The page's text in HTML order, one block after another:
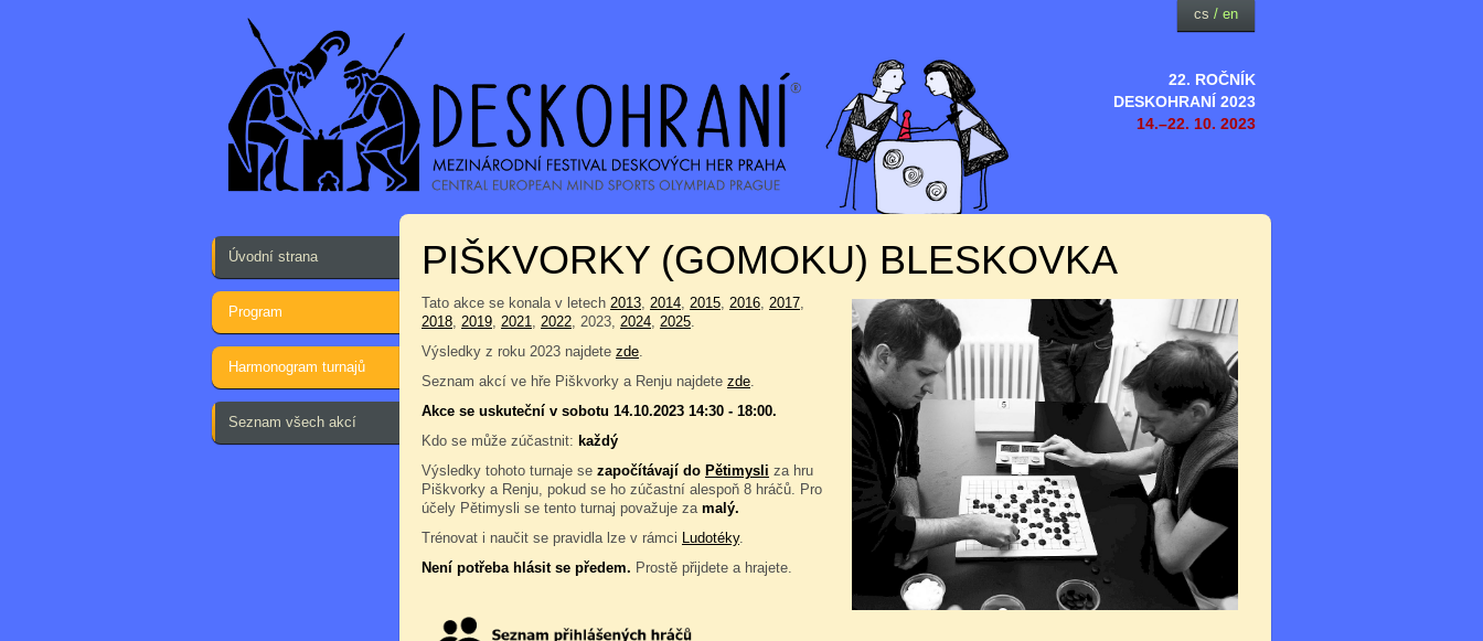
22. ROČNÍK
DESKOHRANÍ 2023
14.–22. 10. 2023
cs / en
Úvodní strana
Program
Harmonogram turnajů
Seznam všech akcí
PIŠKVORKY (GOMOKU) BLESKOVKA
Tato akce se konala v letech 2013, 2014, 2015, 2016, 2017,
2018, 2019, 2021, 2022, 2023, 2024, 2025.
Výsledky z roku 2023 najdete zde.
Seznam akcí ve hře Piškvorky a Renju najdete zde.
Akce se uskuteční v sobotu 14.10.2023 14:30 - 18:00.
Kdo se může zúčastnit: každý
Výsledky tohoto turnaje se započítávají do Pětimysli za hru
Piškvorky a Renju, pokud se ho zúčastní alespoň 8 hráčů. Pro
účely Pětimysli se tento turnaj považuje za malý.
Trénovat i naučit se pravidla lze v rámci Ludotéky.
Není potřeba hlásit se předem. Prostě přijdete a hrajete.